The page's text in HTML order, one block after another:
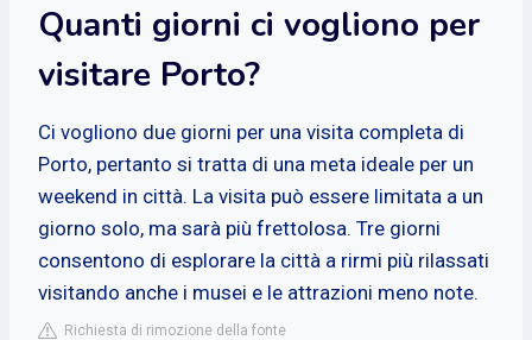
Quanti giorni ci vogliono per
visitare Porto?
Ci vogliono due giorni per una visita completa di
Porto, pertanto si tratta di una meta ideale per un
weekend in città. La visita può essere limitata a un
giorno solo, ma sarà più frettolosa. Tre giorni
consentono di esplorare la città a rirmi più rilassati
visitando anche i musei e le attrazioni meno note.
Richiesta di rimozione della fonte